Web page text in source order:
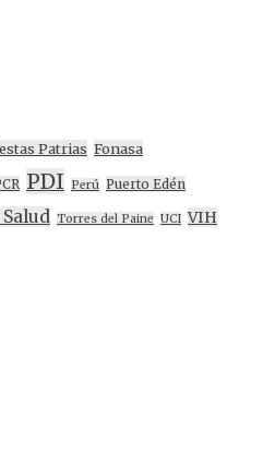
Patrias Fonasa
PDI Perú Puerto Edén
Torres del Paine UCI VIH